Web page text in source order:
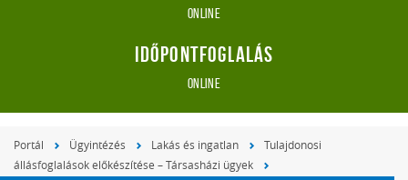
online
Időpontfoglalás
online
Portál Ügyintézés Lakás és ingatlan
Tulajdonosi
állásfoglalások előkészítése – Társasházi ügyek